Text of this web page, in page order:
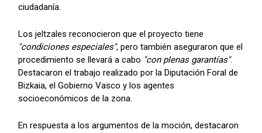
ciudadanía.
Los jeltzales reconocieron que el proyecto tiene
"condiciones especiales", pero también aseguraron que el
procedimiento se llevará a cabo "con plenas garantías".
Destacaron el trabajo realizado por la Diputación Foral de
Bizkaia, el Gobierno Vasco y los agentes
socioeconómicos de la zona.
En respuesta a los argumentos de la moción, destacaron